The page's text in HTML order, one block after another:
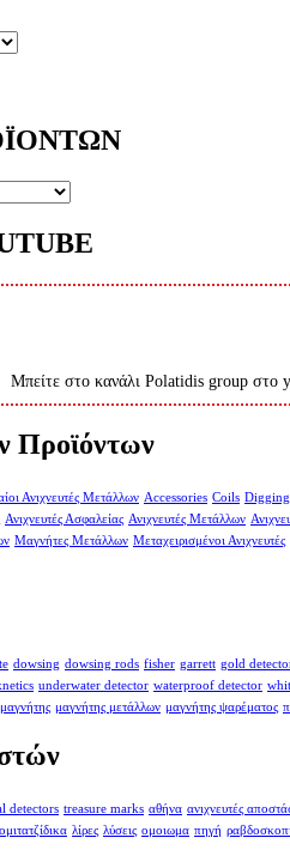
Μπείτε στο κανάλι Polatidis group στο
Προϊόντων
Ανιχνευτές Μετάλλων Accessories Coils
Ανιχνευτές Ασφαλείας Ανιχνευτές Μετάλλων
Μαγνήτες Μετάλλων Μεταχειρισμένοι Ανιχνευτές
dowsing dowsing rods fisher garrett gold
underwater detector waterproof detector
μαγνήτης μαγνήτης μετάλλων μαγνήτης ψαρέματος
detectors treasure marks αθήνα ανιχνευτές
λίρες λύσεις ομοιωμα πηγή